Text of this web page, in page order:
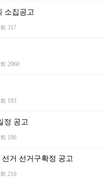
소집공고
317
2060
193
정 공고
186
거 선거구확정 공고
210